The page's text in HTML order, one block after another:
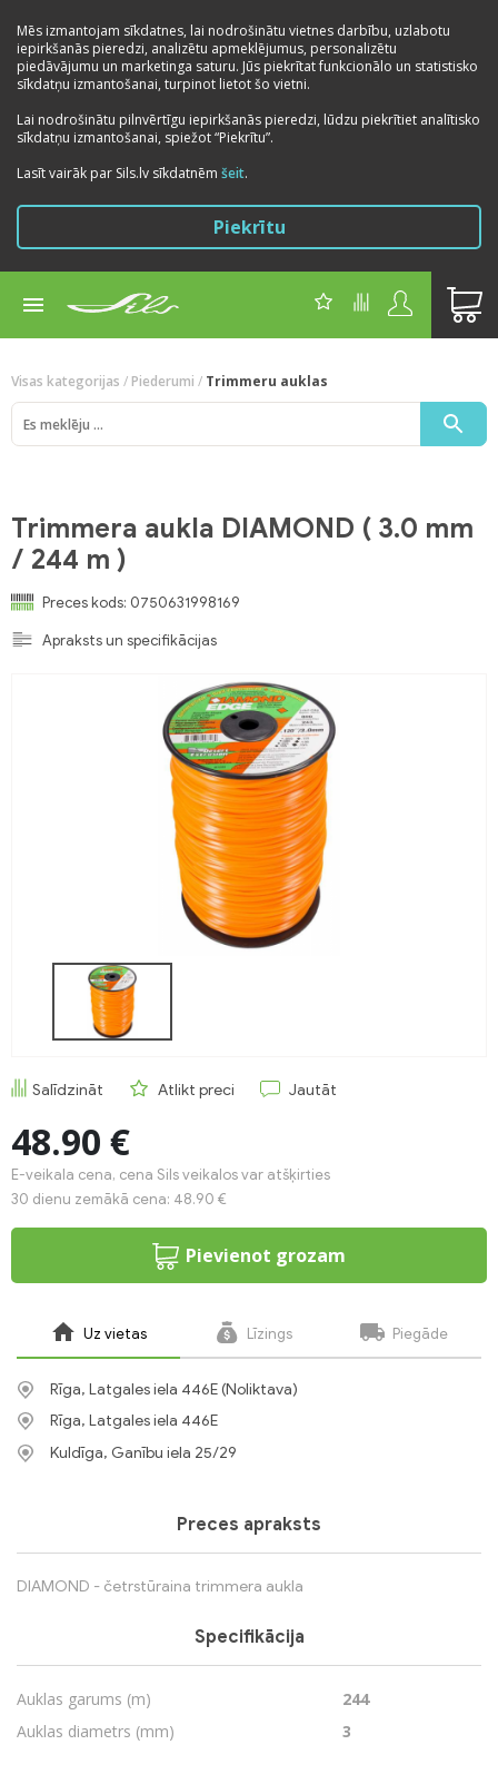
Mēs izmantojam sīkdatnes, lai nodrošinātu vietnes darbību, uzlabotu
iepirkšanās pieredzi, analizētu apmeklējumus, personalizētu
piedāvājumu un marketinga saturu. Jūs piekrītat funkcionālo un statistisko
sīkdatņu izmantošanai, turpinot lietot šo vietni.
Lai nodrošinātu pilnvērtīgu iepirkšanās pieredzi, lūdzu piekrītiet analītisko
sīkdatņu izmantošanai, spiežot “Piekrītu”.
Lasīt vairāk par Sils.lv sīkdatnēm šeit.
Piekrītu
Visas kategorijas / Piederumi / Trimmeru auklas
Trimmera aukla DIAMOND ( 3.0 mm
/ 244 m )
Preces kods: 0750631998169
Apraksts un specifikācijas
Salīdzināt Atlikt preci Jautāt
48.90 €
E-veikala cena, cena Sils veikalos var atšķirties
30 dienu zemākā cena: 48.90 €
Pievienot grozam
Uz vietas Līzings Piegāde
Rīga, Latgales iela 446E (Noliktava)
Rīga, Latgales iela 446E
Kuldīga, Ganību iela 25/29
Preces apraksts
DIAMOND - četrstūraina trimmera aukla
Specifikācija
Auklas garums (m)
244
Auklas diametrs (mm)
3